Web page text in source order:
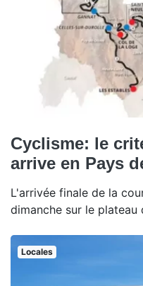
Cyclisme: le
arrive en Pays
L'arrivée finale de la
dimanche sur le plateau
Locales